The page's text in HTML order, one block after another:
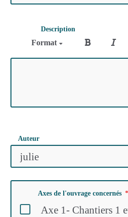
Description
Format
Auteur
Axes de l'ouvrage concernés
Axe 1- Chantiers 1